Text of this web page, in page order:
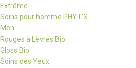
Extrême
Soins pour homme PHYT'S
Men
Rouges à Lèvres Bio
Gloss Bio
Soins des Yeux